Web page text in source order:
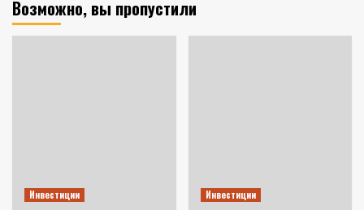
Возможно, вы пропустили
Инвестиции Инвестиции